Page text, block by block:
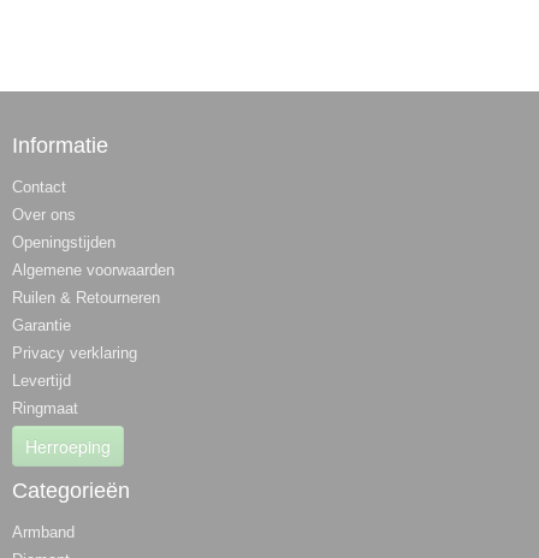
Informatie
Contact
Over ons
Openingstijden
Algemene voorwaarden
Ruilen & Retourneren
Garantie
Privacy verklaring
Levertijd
Ringmaat
Herroeping
Categorieën
Armband